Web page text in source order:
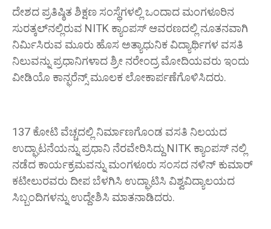
ದೇಶದ ಪ್ರತಿಷ್ಠಿತ ಶಿಕ್ಷಣ ಸಂಸ್ಥೆಗಳಲ್ಲಿ ಒಂದಾದ ಮಂಗಳೂರಿನ
ಸುರತ್ಕಲ್‌ನಲ್ಲಿರುವ NITK ಕ್ಯಾಂಪಸ್ ಆವರಣದಲ್ಲಿ ನೂತನವಾಗಿ
ನಿರ್ಮಿಸಿರುವ ಮೂರು ಹೊಸ ಅತ್ಯಾಧುನಿಕ ವಿದ್ಯಾರ್ಥಿಗಳ ವಸತಿ
ನಿಲುವನ್ನು ಪ್ರಧಾನಿಗಳಾದ ಶ್ರೀ ನರೇಂದ್ರ ಮೋದಿಯವರು ಇಂದು
ವೀಡಿಯೊ ಕಾನ್ಫರೆನ್ಸ್ ಮೂಲಕ ಲೋಕಾರ್ಪಣೆಗೊಳಿಸಿದರು.
137 ಕೋಟಿ ವೆಚ್ಚದಲ್ಲಿ ನಿರ್ಮಾಣಗೊಂಡ ವಸತಿ ನಿಲಯದ
ಉದ್ಘಾಟನೆಯನ್ನು ಪ್ರಧಾನಿ ನೆರವೇರಿಸಿದ್ದು NITK ಕ್ಯಾಂಪಸ್ ನಲ್ಲಿ
ನಡೆದ ಕಾರ್ಯಕ್ರಮವನ್ನು ಮಂಗಳೂರು ಸಂಸದ ನಳಿನ್ ಕುಮಾರ್
ಕಟೀಲುರವರು ದೀಪ ಬೆಳಗಿಸಿ ಉದ್ಘಾಟಿಸಿ ವಿಶ್ವವಿದ್ಯಾಲಯದ
ಸಿಬ್ಬಂದಿಗಳನ್ನು ಉದ್ದೇಶಿಸಿ ಮಾತನಾಡಿದರು.